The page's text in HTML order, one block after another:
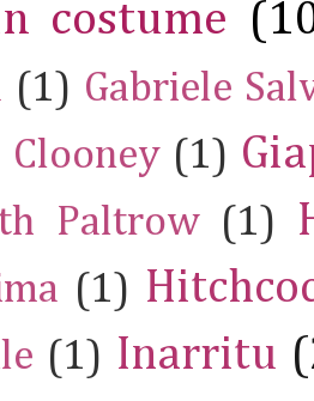
costume
(1) Gabriele
Clooney (1)
Paltrow (1)
(1)
(1) Inarritu